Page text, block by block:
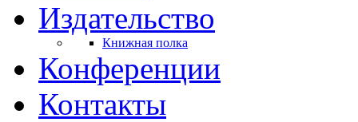
Издательство
Книжная полка
Конференции
Контакты